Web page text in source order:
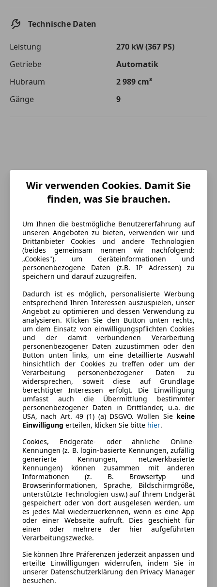
Technische Daten
Leistung
270 kW (367 PS)
Getriebe
Automatik
Hubraum
2 989 cm³
Gänge
9
Kraftstoff Diesel
Ausstattung
Komfort
Beheizbare Frontscheibe
Beheizbares Lenkrad
Einparkhilfe
Einparkhilfe Rückfahrkamera
Einparkhilfe selbstlenkendes System
Einparkhilfe Sensoren vorne
Elektrische Fensterheber
Elektrische Sitze
Klimaanlage
Klimaautomatik
Lederausstattung
Lederlenkrad
Lordosenstütze
Multifunktionslenkrad
Navigationssystem
Regensensor
Schiebedach
Mehr anzeigen
Farbe und Innenausstattung
Außenfarbe
Weiß
Farbe laut Hersteller
Weiss
Lackierung
Metallic
Farbe der
Innenausstattung
Schwarz
Innenausstattung Vollleder
Fahrzeugbeschreibung
Glasdach, Kindersitzbefestigung Isofix,
Lederausstattung, KEYLESS-GO, Allrad 4matic,
Polsterung Leder nappa, Intelligent Light System,
Wir verwenden Cookies. Damit Sie
finden, was Sie brauchen.
Um Ihnen die bestmögliche Benutzererfahrung auf
unseren Angeboten zu bieten, verwenden wir und
Drittanbieter Cookies und andere Technologien
(beides gemeinsam nennen wir nachfolgend:
„Cookies"), um Geräteinformationen und
personenbezogene Daten (z.B. IP Adressen) zu
speichern und darauf zuzugreifen.
Dadurch ist es möglich, personalisierte Werbung
entsprechend Ihren Interessen auszuspielen, unser
Angebot zu optimieren und dessen Verwendung zu
analysieren. Klicken Sie den Button unten rechts,
um dem Einsatz von einwilligungspflichten Cookies
und der damit verbundenen Verarbeitung
personenbezogener Daten zuzustimmen oder den
Button unten links, um eine detaillierte Auswahl
hinsichtlich der Cookies zu treffen oder um der
Verarbeitung personenbezogener Daten zu
widersprechen, soweit diese auf Grundlage
berechtigter Interessen erfolgt. Die Einwilligung
umfasst auch die Übermittlung bestimmter
personenbezogener Daten in Drittländer, u.a. die
USA, nach Art. 49 (1) (a) DSGVO. Wollen Sie keine
Einwilligung erteilen, klicken Sie bitte hier.
Cookies, Endgeräte- oder ähnliche Online-
Kennungen (z. B. login-basierte Kennungen, zufällig
generierte Kennungen, netzwerkbasierte
Kennungen) können zusammen mit anderen
Informationen (z. B. Browsertyp und
Browserinformationen, Sprache, Bildschirmgröße,
unterstützte Technologien usw.) auf Ihrem Endgerät
gespeichert oder von dort ausgelesen werden, um
es jedes Mal wiederzuerkennen, wenn es eine App
oder einer Webseite aufruft. Dies geschieht für
einen oder mehrere der hier aufgeführten
Verarbeitungszwecke.
Sie können Ihre Präferenzen jederzeit anpassen und
erteilte Einwilligungen widerrufen, indem Sie in
unserer Datenschutzerklärung den Privacy Manager
besuchen.